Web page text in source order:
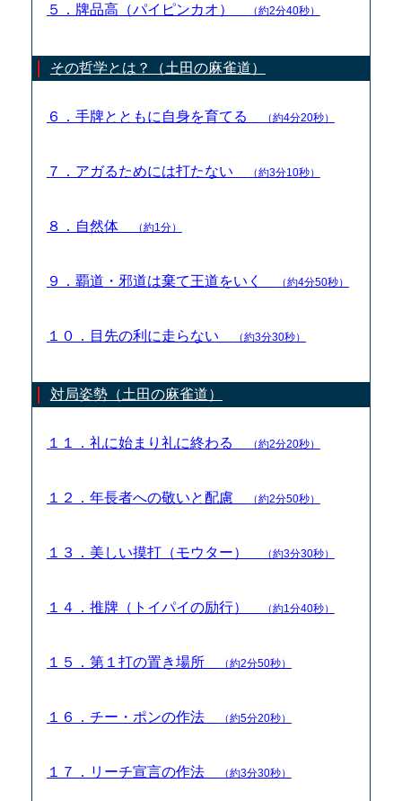
５．牌品高（パイピンカオ） （約2分40秒）
その哲学とは？（土田の麻雀道）
６．手牌とともに自身を育てる （約4分20秒）
７．アガるためには打たない （約3分10秒）
８．自然体 （約1分）
９．覇道・邪道は棄て王道をいく （約4分50秒）
１０．目先の利に走らない （約3分30秒）
対局姿勢（土田の麻雀道）
１１．礼に始まり礼に終わる （約2分20秒）
１２．年長者への敬いと配慮 （約2分50秒）
１３．美しい摸打（モウター） （約3分30秒）
１４．推牌（トイパイの励行） （約1分40秒）
１５．第１打の置き場所 （約2分50秒）
１６．チー・ポンの作法 （約5分20秒）
１７．リーチ宣言の作法 （約3分30秒）